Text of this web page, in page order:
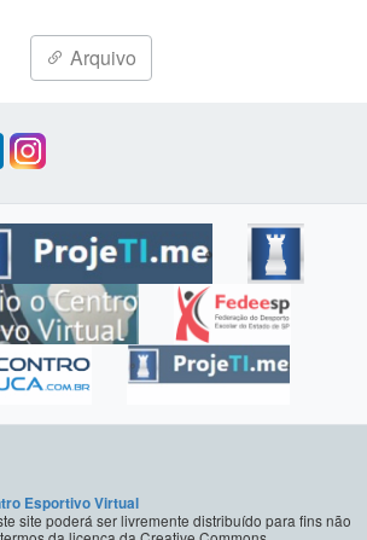
Arquivo
Esportivo Virtual
site poderá ser livremente distribuído para fins não